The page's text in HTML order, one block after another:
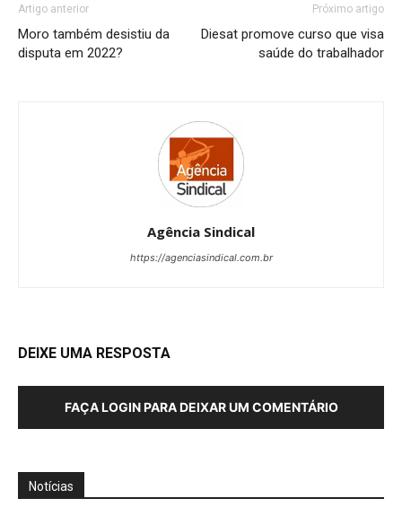
Artigo anterior
Moro também desistiu da
disputa em 2022?
Próximo artigo
Diesat promove curso que visa
saúde do trabalhador
Agência Sindical
https://agenciasindical.com.br
DEIXE UMA RESPOSTA
FAÇA LOGIN PARA DEIXAR UM COMENTÁRIO
Notícias